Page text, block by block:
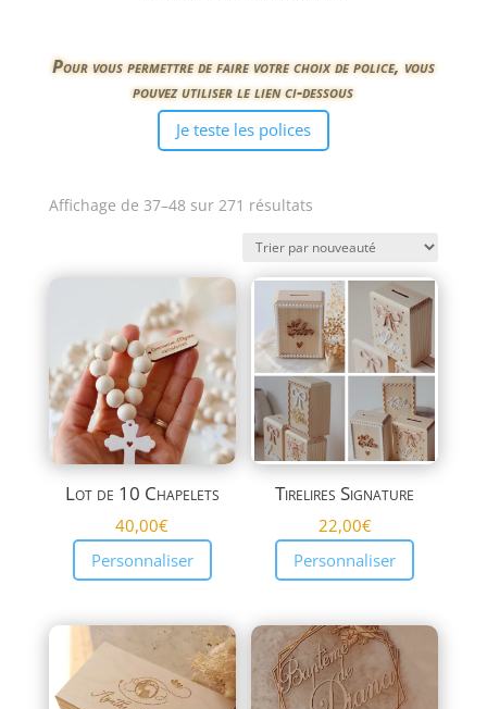
Pour vous permettre de faire votre choix de police, vous
pouvez utiliser le lien ci-dessous
Je teste les polices
Affichage de 37–48 sur 271 résultatsTrié
plus
récent
au
plus
ancien
Lot de 10 Chapelets
40,00€
Personnaliser
Tirelires Signature
22,00€
Personnaliser